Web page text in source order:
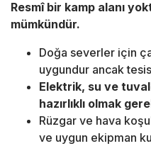
Resmî bir kamp alanı
mümkündür.
Doğa severler için
uygundur ancak
Elektrik, su ve
hazırlıklı olmak
Rüzgar ve hava
ve uygun ekipman